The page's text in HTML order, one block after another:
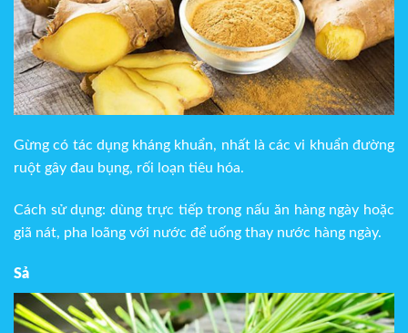
Gừng có tác dụng kháng khuẩn, nhất là các vi khuẩn đường
ruột gây đau bụng, rối loạn tiêu hóa.
Cách sử dụng: dùng trực tiếp trong nấu ăn hàng ngày hoặc
giã nát, pha loãng với nước để uống thay nước hàng ngày.
Sả